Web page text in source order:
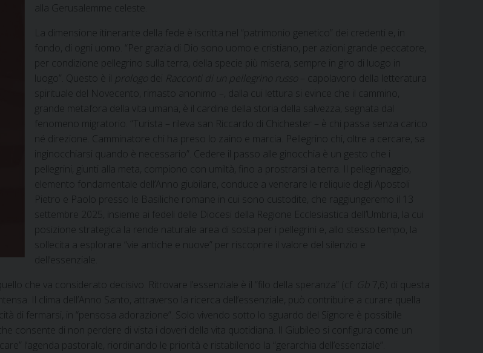
alla Gerusalemme celeste.
La dimensione itinerante della fede è iscritta nel “patrimonio genetico” dei credenti e, in
fondo, di ogni uomo. “Per grazia di Dio sono uomo e cristiano, per azioni grande peccatore,
per condizione pellegrino sulla terra, della specie più misera, sempre in giro di luogo in
luogo”. Questo è il prologo dei Racconti di un pellegrino russo
– capolavoro della letteratura
spirituale del Novecento, rimasto anonimo –, dalla cui lettura si evince che il cammino,
grande metafora della vita umana, è il cardine della storia della salvezza, segnata dal
fenomeno migratorio. “Turista – rileva san Riccardo di Chichester – è chi passa senza carico
né direzione. Camminatore chi ha preso lo zaino e marcia. Pellegrino chi, oltre a cercare, sa
inginocchiarsi quando è necessario”. Cedere il passo alle ginocchia è un gesto che i
pellegrini, giunti alla meta, compiono con umiltà, fino a prostrarsi a terra. Il pellegrinaggio,
elemento fondamentale dell’Anno giubilare, conduce a venerare le reliquie degli Apostoli
Pietro e Paolo presso le Basiliche romane in cui sono custodite, che raggiungeremo il 13
settembre 2025, insieme ai fedeli delle Diocesi della Regione Ecclesiastica dell’Umbria, la cui
posizione strategica la rende naturale area di sosta per i pellegrini e, allo stesso tempo, la
sollecita a esplorare “vie antiche e nuove” per riscoprire il valore del silenzio e
dell’essenziale.
che va considerato decisivo. Ritrovare l’essenziale è il “filo della speranza” (cf. Gb 7,6) di questa
Il clima dell’Anno Santo, attraverso la ricerca dell’essenziale, può contribuire a curare quella
di fermarsi, in “pensosa adorazione”. Solo vivendo sotto lo sguardo del Signore è possibile
consente di non perdere di vista i doveri della vita quotidiana. Il Giubileo si configura come un
l’agenda pastorale, riordinando le priorità e ristabilendo la “gerarchia dell’essenziale”.